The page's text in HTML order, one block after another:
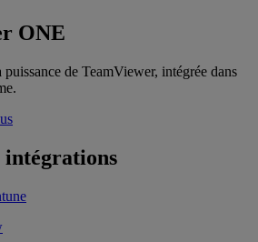
ONE
de TeamViewer, intégrée dans